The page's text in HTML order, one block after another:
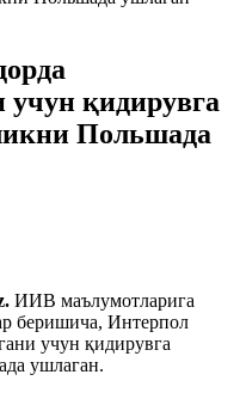
қидирувга
Польшада
ИИВ маълумотларига
беришича, Интерпол
учун қидирувга
ушлаган.